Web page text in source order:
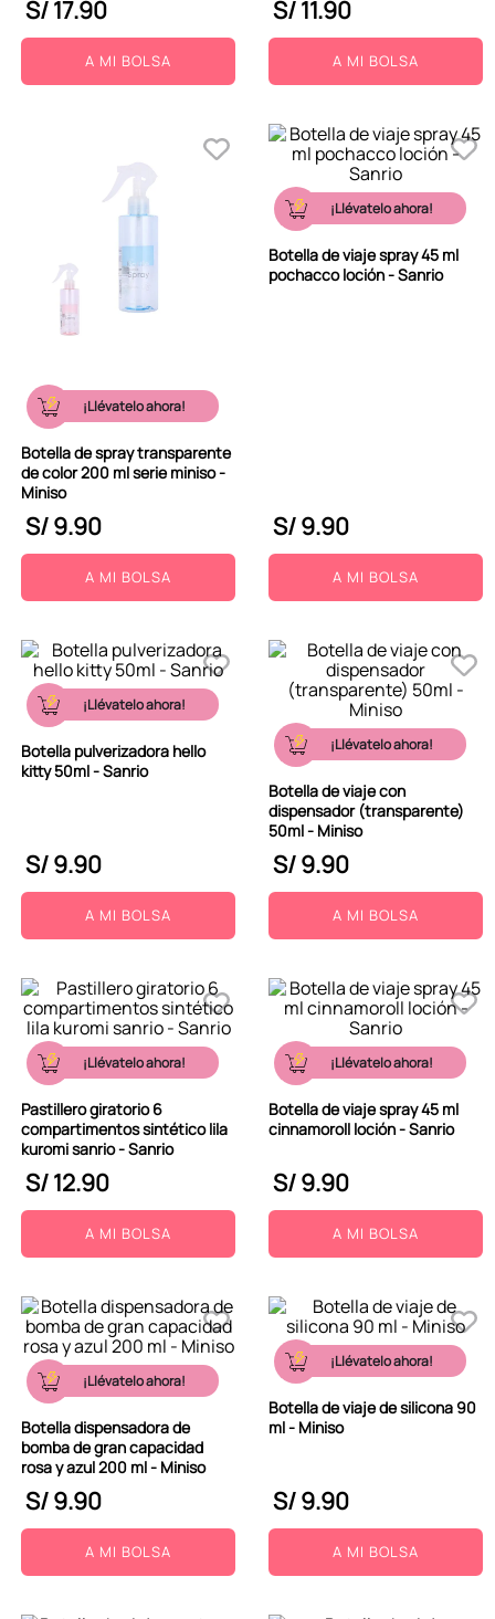
S/17.90
A MI BOLSA
S/11.90
A MI BOLSA
¡Llévatelo ahora!
Botella de spray transparente
de color 200 ml serie miniso -
Miniso
S/9.90
A MI BOLSA
¡Llévatelo ahora!
Botella de viaje spray 45 ml
pochacco loción - Sanrio
S/9.90
A MI BOLSA
¡Llévatelo ahora!
Botella pulverizadora hello
kitty 50ml - Sanrio
S/9.90
A MI BOLSA
¡Llévatelo ahora!
Botella de viaje con
dispensador (transparente)
50ml - Miniso
S/9.90
A MI BOLSA
¡Llévatelo ahora!
Pastillero giratorio 6
compartimentos sintético lila
kuromi sanrio - Sanrio
S/12.90
A MI BOLSA
¡Llévatelo ahora!
Botella de viaje spray 45 ml
cinnamoroll loción - Sanrio
S/9.90
A MI BOLSA
¡Llévatelo ahora!
Botella dispensadora de
bomba de gran capacidad
rosa y azul 200 ml - Miniso
S/9.90
A MI BOLSA
¡Llévatelo ahora!
Botella de viaje de silicona 90
ml - Miniso
S/9.90
A MI BOLSA